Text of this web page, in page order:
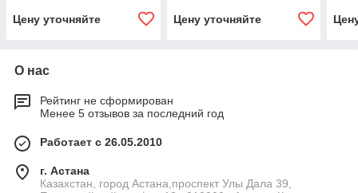
Цену уточняйте Цену уточняйте
О нас
Рейтинг не сформирован
Менее 5 отзывов за последний год
Работает с 26.05.2010
г. Астана
Казахстан, город Астана,проспект Улы Дала 39,